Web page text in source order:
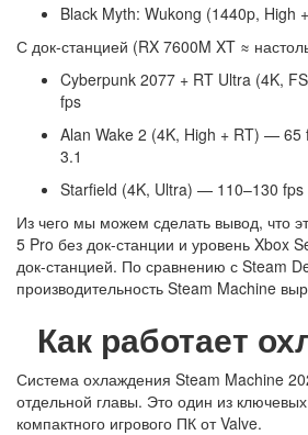
Black Myth: Wukong (1440p, High
С док-станцией (RX 7600M XT ≈
Cyberpunk 2077 + RT Ultra (4K,
fps
Alan Wake 2 (4K, High + RT) —
3.1
Starfield (4K, Ultra) — 110–130 fps
Из чего мы можем сделать вывод, что
5 Pro без док-станции и уровень Xbox
док-станцией. По сравнению с Steam
производительность Steam Machine
Как работает
Система охлаждения Steam Machine
отдельной главы. Это один из
компактного игрового ПК от Valve.